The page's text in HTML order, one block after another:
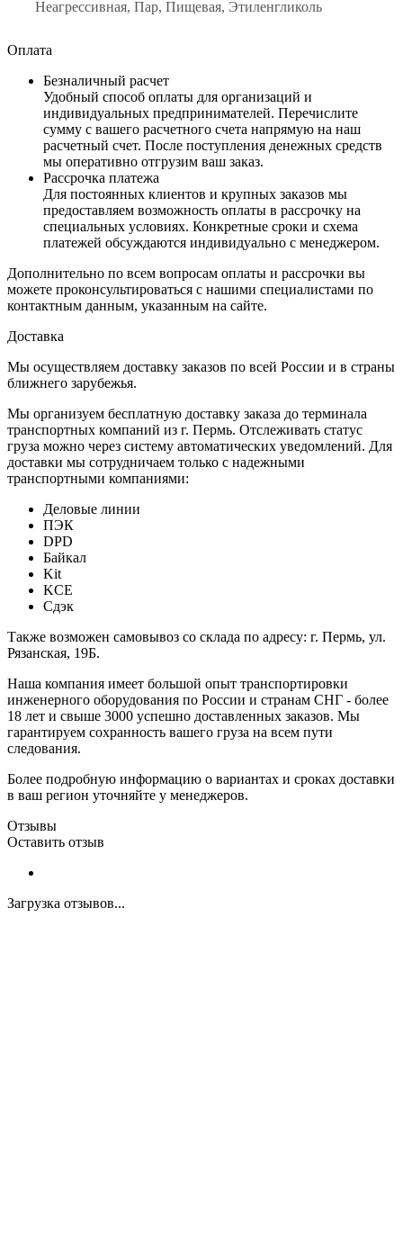
Неагрессивная, Пар, Пищевая, Этиленгликоль
Оплата
Безналичный расчет
Удобный способ оплаты для организаций и
индивидуальных предпринимателей. Перечислите
сумму с вашего расчетного счета напрямую на наш
расчетный счет. После поступления денежных средств
мы оперативно отгрузим ваш заказ.
Рассрочка платежа
Для постоянных клиентов и крупных заказов мы
предоставляем возможность оплаты в рассрочку на
специальных условиях. Конкретные сроки и схема
платежей обсуждаются индивидуально с менеджером.
Дополнительно по всем вопросам оплаты и рассрочки вы
можете проконсультироваться с нашими специалистами по
контактным данным, указанным на сайте.
Доставка
Мы осуществляем доставку заказов по всей России и в страны
ближнего зарубежья.
Мы организуем бесплатную доставку заказа до терминала
транспортных компаний из г. Пермь. Отслеживать статус
груза можно через систему автоматических уведомлений. Для
доставки мы сотрудничаем только с надежными
транспортными компаниями:
Деловые линии
ПЭК
DPD
Байкал
Kit
KCE
Сдэк
Также возможен самовывоз со склада по адресу: г. Пермь, ул.
Рязанская, 19Б.
Наша компания имеет большой опыт транспортировки
инженерного оборудования по России и странам СНГ - более
18 лет и свыше 3000 успешно доставленных заказов. Мы
гарантируем сохранность вашего груза на всем пути
следования.
Более подробную информацию о вариантах и сроках доставки
в ваш регион уточняйте у менеджеров.
Отзывы
Оставить отзыв
Загрузка отзывов...